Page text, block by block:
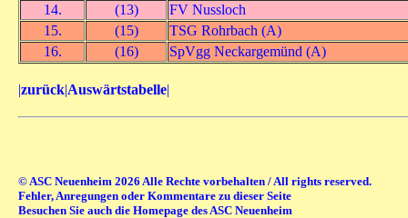
14.
(13) FV Nussloch
15.
(15) TSG Rohrbach (A)
16.
(16) SpVgg Neckargemünd (A)
|zurück|Auswärtstabelle|
© ASC Neuenheim 2026 Alle Rechte vorbehalten / All rights reserved.
Fehler, Anregungen oder Kommentare zu dieser Seite
Besuchen Sie auch die Homepage des ASC Neuenheim